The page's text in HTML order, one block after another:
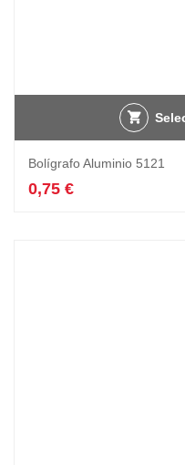
Bolígrafo Aluminio 5121
0,75 €